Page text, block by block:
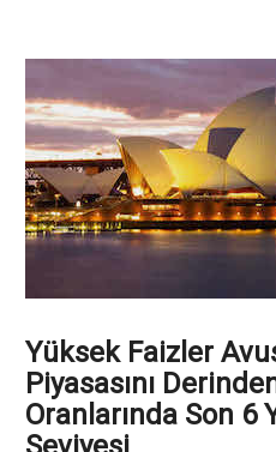
Yüksek Faizler
Piyasasını
Oranlarında Son 6